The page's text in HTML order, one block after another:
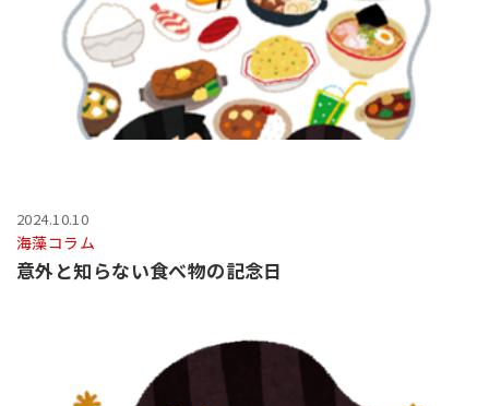
2024.10.10
海藻コラム
意外と知らない食べ物の記念日